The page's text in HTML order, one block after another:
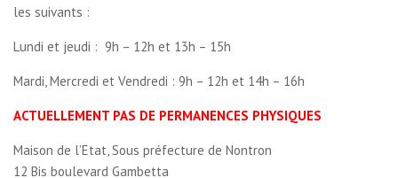
les suivants :
Lundi et jeudi : 9h – 12h et 13h – 15h
Mardi, Mercredi et Vendredi : 9h – 12h et 14h – 16h
ACTUELLEMENT PAS DE PERMANENCES PHYSIQUES
Maison de l’Etat, Sous préfecture de Nontron
12 Bis boulevard Gambetta